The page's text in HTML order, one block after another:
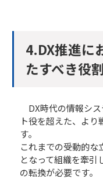
4.DX推進に
たすべき役割​
DX時代の情報シ
ト役を超えた、よ
す。
これまでの受動的な
となって組織を牽引
の転換が必要です。